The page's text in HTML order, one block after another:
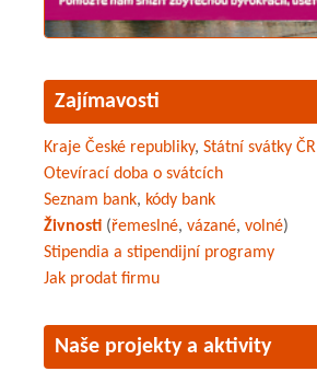
Zajímavosti
Kraje České republiky, Státní svátky ČR
Otevírací doba o svátcích
Seznam bank, kódy bank
Živnosti (řemeslné, vázané, volné)
Stipendia a stipendijní programy
Jak prodat firmu
Naše projekty a aktivity